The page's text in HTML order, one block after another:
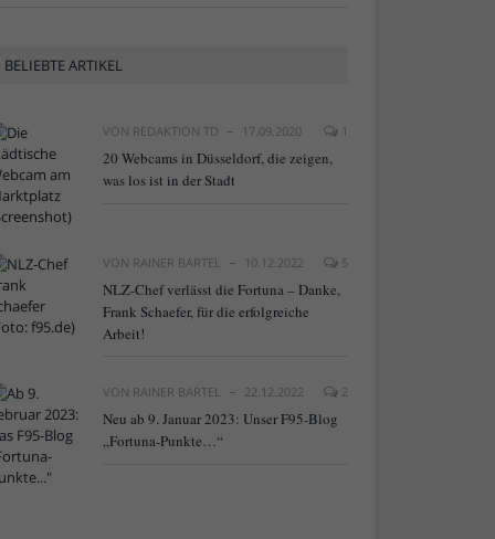
BELIEBTE ARTIKEL
VON REDAKTION TD 17.09.2020 1
20 Webcams in Düsseldorf, die zeigen,
was los ist in der Stadt
VON RAINER BARTEL 10.12.2022 5
NLZ-Chef verlässt die Fortuna – Danke,
Frank Schaefer, für die erfolgreiche
Arbeit!
VON RAINER BARTEL 22.12.2022 2
Neu ab 9. Januar 2023: Unser F95-Blog
„Fortuna-Punkte…“